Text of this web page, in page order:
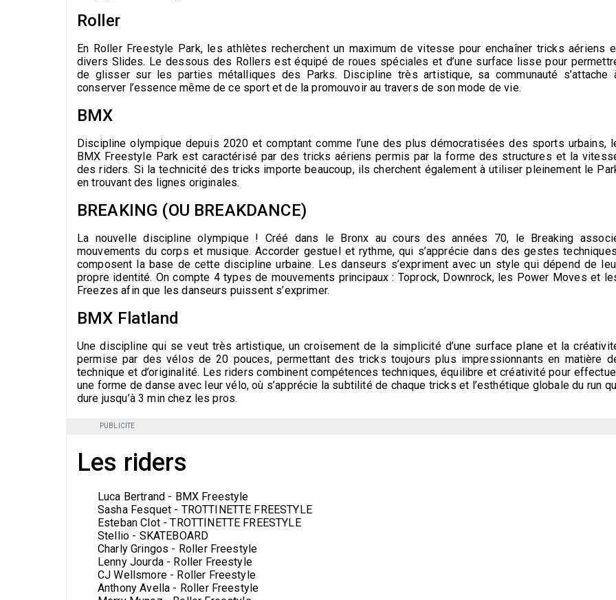
Roller
En Roller Freestyle Park, les athlètes recherchent un maximum de vitesse pour enchaîner tricks aériens
divers Slides. Le dessous des Rollers est équipé de roues spéciales et d’une surface lisse pour
de glisser sur les parties métalliques des Parks. Discipline très artistique, sa communauté s’attache
conserver l’essence même de ce sport et de la promouvoir au travers de son mode de vie.
BMX
Discipline olympique depuis 2020 et comptant comme l’une des plus démocratisées des sports urbains,
BMX Freestyle Park est caractérisé par des tricks aériens permis par la forme des structures et la
des riders. Si la technicité des tricks importe beaucoup, ils cherchent également à utiliser pleinement le
en trouvant des lignes originales.
BREAKING (OU BREAKDANCE)
La nouvelle discipline olympique ! Créé dans le Bronx au cours des années 70, le Breaking
mouvements du corps et musique. Accorder gestuel et rythme, qui s’apprécie dans des gestes
composent la base de cette discipline urbaine. Les danseurs s’expriment avec un style qui dépend de
propre identité. On compte 4 types de mouvements principaux : Toprock, Downrock, les Power Moves et
Freezes afin que les danseurs puissent s’exprimer.
BMX Flatland
Une discipline qui se veut très artistique, un croisement de la simplicité d’une surface plane et la
permise par des vélos de 20 pouces, permettant des tricks toujours plus impressionnants en matière
technique et d’originalité. Les riders combinent compétences techniques, équilibre et créativité pour
une forme de danse avec leur vélo, où s’apprécie la subtilité de chaque tricks et l’esthétique globale du run
dure jusqu’à 3 min chez les pros.
PUBLICITE
Les riders
Luca Bertrand - BMX Freestyle
Sasha Fesquet - TROTTINETTE FREESTYLE​​
Esteban Clot - TROTTINETTE FREESTYLE​​
Stellio - SKATEBOARD​
Charly Gringos - Roller Freestyle ​
Lenny Jourda - Roller Freestyle ​
CJ Wellsmore - Roller Freestyle ​
Anthony Avella - Roller Freestyle ​